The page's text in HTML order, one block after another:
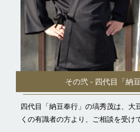
その弐 - 四代目「納豆
四代目「納豆奉行」の塙秀茂は、大
くの有識者の方より、ご相談を受け